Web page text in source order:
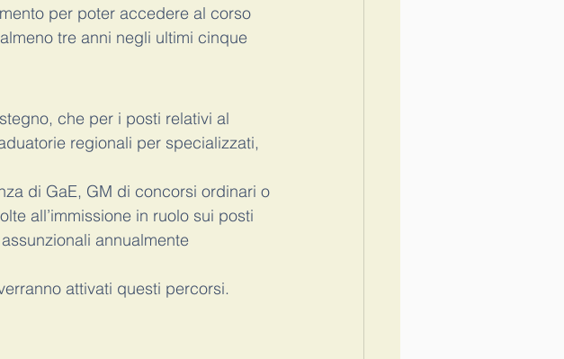
per poter accedere al corso
tre anni negli ultimi cinque
che per i posti relativi al
regionali per specializzati,
di GaE, GM di concorsi ordinari o
all’immissione in ruolo sui posti
annualmente
attivati questi percorsi.